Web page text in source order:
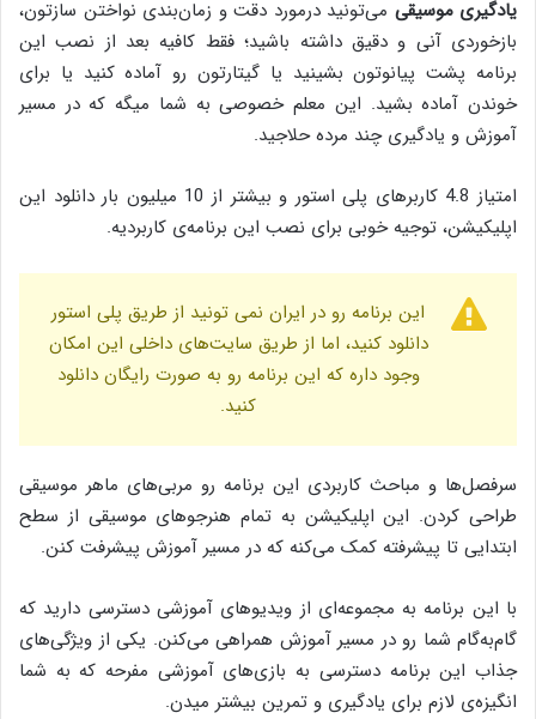
یادگیری موسیقی می‌تونید درمورد دقت و زمان‌بندی نواختن سازتون،
بازخوردی آنی و دقیق داشته باشید؛ فقط کافیه بعد از نصب این
برنامه پشت پیانوتون بشینید یا گیتارتون رو آماده کنید یا برای
خوندن آماده بشید. این معلم خصوصی به شما میگه که در مسیر
آموزش و یادگیری چند مرده حلاجید.
امتیاز 4.8 کاربرهای پلی استور و بیشتر از 10 میلیون بار دانلود این
اپلیکیشن، توجیه خوبی برای نصب این برنامه‌ی کاربردیه.
این برنامه رو در ایران نمی تونید از طریق پلی استور
دانلود کنید، اما از طریق سایت‌های داخلی این امکان
وجود داره که این برنامه رو به صورت رایگان دانلود
کنید.
سرفصل‌ها و مباحث کاربردی این برنامه رو مربی‌های ماهر موسیقی
طراحی کردن. این اپلیکیشن به تمام هنرجوهای موسیقی از سطح
ابتدایی تا پیشرفته کمک می‌کنه که در مسیر آموزش پیشرفت کنن.
با این برنامه به مجموعه‌ای از ویدیو‌های آموزشی دسترسی دارید که
گام‌به‌گام شما رو در مسیر آموزش همراهی می‌کنن. یکی از ویژگی‌های
جذاب این برنامه دسترسی به بازی‌های آموزشی مفرحه که به شما
انگیزه‌ی لازم برای یادگیری و تمرین بیشتر میدن.